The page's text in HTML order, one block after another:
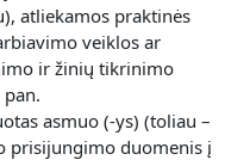
atliekamos praktinės
veiklos ar
ir žinių tikrinimo
asmuo (-ys) (toliau –
prisijungimo duomenis į